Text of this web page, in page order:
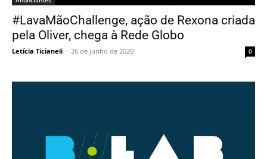
#LavaMãoChallenge, ação de Rexona criada
pela Oliver, chega à Rede Globo
Letícia Ticianeli - 26 de junho de 2020 0